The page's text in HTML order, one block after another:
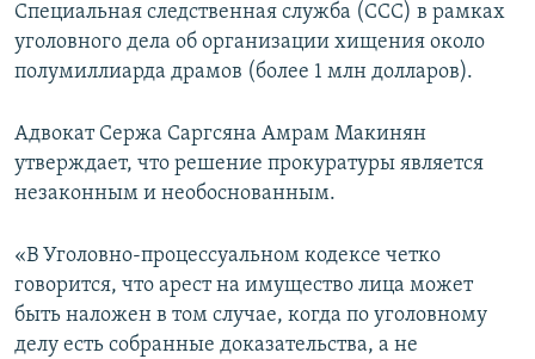
Специальная следственная служба (ССС) в рамках
уголовного дела об организации хищения около
полумиллиарда драмов (более 1 млн долларов).
Адвокат Сержа Саргсяна Амрам Макинян
утверждает, что решение прокуратуры является
незаконным и необоснованным.
«В Уголовно-процессуальном кодексе четко
говорится, что арест на имущество лица может
быть наложен в том случае, когда по уголовному
делу есть собранные доказательства, а не